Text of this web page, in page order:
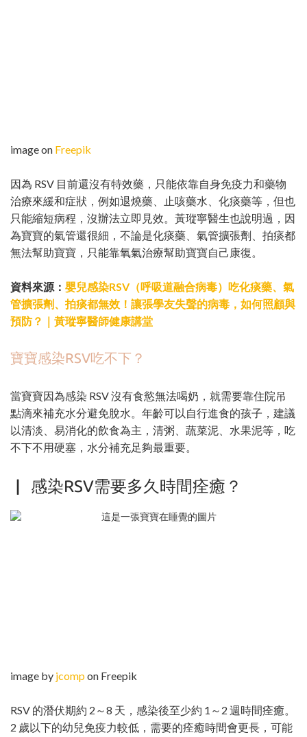
image on Freepik
因為 RSV 目前還沒有特效藥，只能依靠自身免疫力和藥物
治療來緩和症狀，例如退燒藥、止咳藥水、化痰藥等，但也
只能縮短病程，沒辦法立即見效。黃瑽寧醫生也說明過，因
為寶寶的氣管還很細，不論是化痰藥、氣管擴張劑、拍痰都
無法幫助寶寶，只能靠氧氣治療幫助寶寶自己康復。
資料來源： 嬰兒感染RSV（呼吸道融合病毒）吃化痰藥、氣
管擴張劑、拍痰都無效！讓張學友失聲的病毒，如何照顧與
預防？｜黃瑽寧醫師健康講堂
寶寶感染RSV吃不下？
當寶寶因為感染 RSV 沒有食慾無法喝奶，就需要靠住院吊
點滴來補充水分避免脫水。年齡可以自行進食的孩子，建議
以清淡、易消化的飲食為主，清粥、蔬菜泥、水果泥等，吃
不下不用硬塞，水分補充足夠最重要。
▏ 感染RSV需要多久時間痊癒？
image by jcompon Freepik
RSV 的潛伏期約 2～8 天，感染後至少約 1～2 週時間痊癒。
2 歲以下的幼兒免疫力較低，需要的痊癒時間會更長，可能